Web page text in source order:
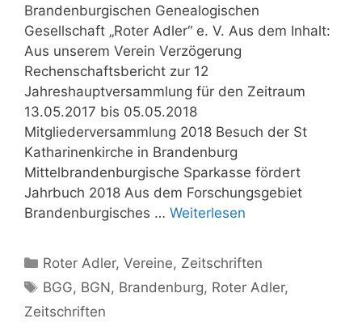
Brandenburgischen Genealogischen
Gesellschaft „Roter Adler“ e. V. Aus dem Inhalt:
Aus unserem Verein Verzögerung
Rechenschaftsbericht zur 12
Jahreshauptversammlung für den Zeitraum
13.05.2017 bis 05.05.2018
Mitgliederversammlung 2018 Besuch der St
Katharinenkirche in Brandenburg
Mittelbrandenburgische Sparkasse fördert
Jahrbuch 2018 Aus dem Forschungsgebiet
Brandenburgisches … Weiterlesen
Kategorien
Roter Adler,Vereine, Zeitschriften
Schlagwörter
BGG, BGN, Brandenburg, Roter Adler,
Zeitschriften